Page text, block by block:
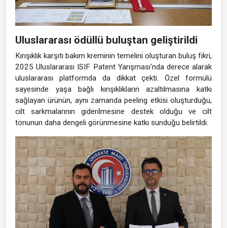
Uluslararası ödüllü buluştan geliştirildi
Kırışıklık karşıtı bakım kreminin temelini oluşturan buluş fikri,
2025 Uluslararası ISIF Patent Yarışması'nda derece alarak
uluslararası platformda da dikkat çekti. Özel formülü
sayesinde yaşa bağlı kırışıklıkların azaltılmasına katkı
sağlayan ürünün, aynı zamanda peeling etkisi oluşturduğu,
cilt sarkmalarının giderilmesine destek olduğu ve cilt
tonunun daha dengeli görünmesine katkı sunduğu belirtildi.